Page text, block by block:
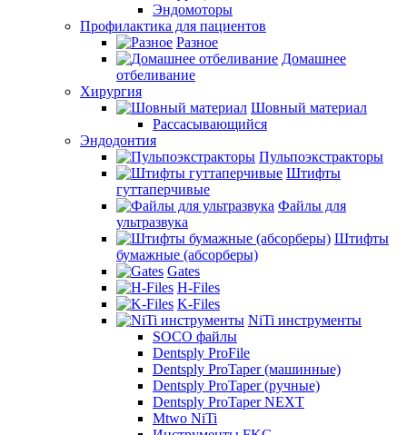
Эндомоторы
Профилактика для пациентов
Разное
Домашнее
отбеливание
Хирургия
Шовный материал
Рассасывающийся
Эндодонтия
Пульпоэкстракторы
Штифты
гуттаперчивые
Файлы для
ультразвука
Штифты
бумажные (абсорберы)
Gates
H-Files
K-Files
NiTi инструменты
SOCO файлы
Dentsply ProFile
Dentsply ProTaper (машинные)
Dentsply ProTaper (ручные)
Dentsply ProTaper NEXT
Mtwo NiTi